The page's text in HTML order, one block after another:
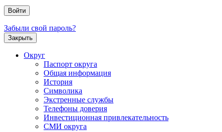
Забыли свой пароль?
Закрыть
Округ
Паспорт округа
Общая информация
История
Символика
Экстренные службы
Телефоны доверия
Инвестиционная привлекательность
СМИ округа